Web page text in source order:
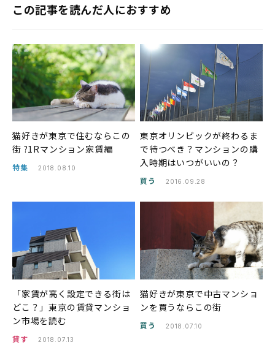
この記事を読んだ人におすすめ
猫好きが東京で住むならこの
街 ?1Rマンション家賃編
特集 2018.08.10
東京オリンピックが終わるま
で待つべき？マンションの購
入時期はいつがいいの？
買う 2016.09.28
「家賃が高く設定できる街は
どこ？」東京の賃貸マンショ
ン市場を読む
貸す 2018.07.13
猫好きが東京で中古マンショ
ンを買うならこの街
買う 2018.07.10